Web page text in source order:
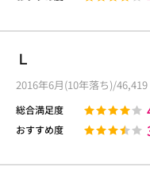
Ｌ
2016年6月(10年落ち)/
総合満足度
おすすめ度